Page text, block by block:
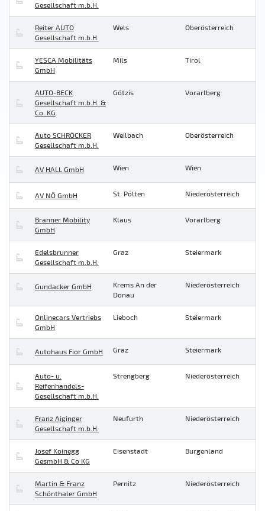
Gesellschaft m.b.H.
Reiter AUTO
Gesellschaft m.b.H.
Wels Oberösterreich
YESCA Mobilitäts
GmbH
Mils Tirol
AUTO-BECK
Gesellschaft m.b.H. &
Co. KG
Götzis Vorarlberg
Auto SCHRÖCKER
Gesellschaft m.b.H.
Weilbach Oberösterreich
AV HALL GmbH Wien Wien
AV NÖ GmbH St. Pölten Niederösterreich
Branner Mobility
GmbH
Klaus Vorarlberg
Edelsbrunner
Gesellschaft m.b.H.
Graz Steiermark
Gundacker GmbH
Krems An der
Donau
Niederösterreich
Onlinecars Vertriebs
GmbH
Lieboch Steiermark
Autohaus Fior GmbH Graz Steiermark
Auto- u.
Reifenhandels-
Gesellschaft m.b.H.
Strengberg Niederösterreich
Franz Aiginger
Gesellschaft m.b.H.
Neufurth Niederösterreich
Josef Koinegg
GesmbH & Co KG
Eisenstadt Burgenland
Martin & Franz
Schönthaler GmbH
Pernitz Niederösterreich